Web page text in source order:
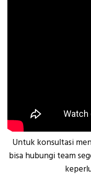
Untuk konsultasi
bisa hubungi team